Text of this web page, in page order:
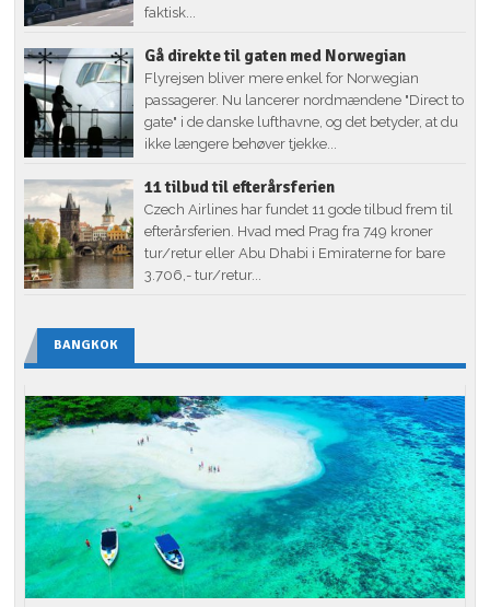
faktisk...
Gå direkte til gaten med Norwegian
Flyrejsen bliver mere enkel for Norwegian
passagerer. Nu lancerer nordmændene "Direct to
gate" i de danske lufthavne, og det betyder, at du
ikke længere behøver tjekke...
11 tilbud til efterårsferien
Czech Airlines har fundet 11 gode tilbud frem til
efterårsferien. Hvad med Prag fra 749 kroner
tur/retur eller Abu Dhabi i Emiraterne for bare
3.706,- tur/retur...
BANGKOK